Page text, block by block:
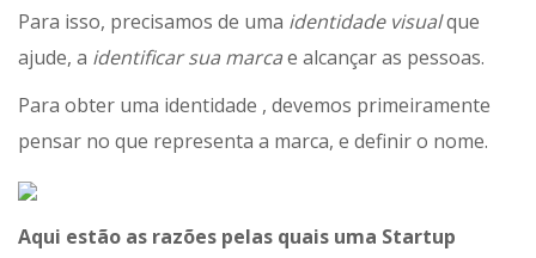
Para isso, precisamos de uma identidade visualque
ajude, a identificar sua marcae alcançar as pessoas.
Para obter uma identidade , devemos primeiramente
pensar no que representa a marca, e definir o nome.
Aqui estão as razões pelas quais uma Startup